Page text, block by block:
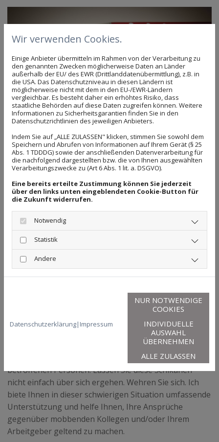
Gern helfe ich Ihnen auch in Sachen
Wettbewerbsverbote, Karenzentschädigung und
Geschäftsführer-Anstellungsverträge und biete Ihnen
rechtlichen Beistand bei akuten Konflikten zwischen
berate ich Sie zu Themen wie Arbeitsvertrag,
Arbeitszeugnis, Gehalt und Aufhebungsvertrag.
Mobbing am Arbeitsplatz? Ich helfe
Ständige Kritik, manipulierte Arbeitsergebnisse oder
die Verbreitung falscher Gerüchte - Mobbing hat
Methode und führt schnell zur Ausgrenzung der
betroffenen Personen. Lassen Sie diese Schikanen
nicht einfach über sich ergehen. Wehren Sie sich. Ich
biete Ihnen in dieser schwierigen Situation umfassende
Unterstützung und helfe Ihnen, Ihre Ansprüche
gegenüber mobbenden Kollegen und/oder Ihrem
Arbeitgeber geltend zu machen.
Wir verwenden Cookies.
Einige Anbieter übermitteln im Rahmen von der Verarbeitung zu
den genannten Zwecken möglicherweise Daten an Länder
außerhalb der EU/ des EWR (Drittlanddatenübermittlung), z.B. in
die USA. Das Datenschutzniveau in diesen Ländern ist
möglicherweise nicht mit dem in den EU-/EWR-Ländern
vergleichbar. Es besteht daher ein erhöhtes Risiko, dass
staatliche Behörden auf diese Daten zugreifen können. Weitere
Informationen zu Sicherheitsgarantien finden Sie in den
Datenschutzrichtlinien des jeweiligen Anbieters.
Indem Sie auf „ALLE ZULASSEN" klicken, stimmen Sie sowohl dem
Speichern und Abrufen von Informationen auf Ihrem Gerät (§ 25
Abs. 1 TDDDG) sowie der anschließenden Datenverarbeitung für
die nachfolgend dargestellten bzw. die von Ihnen ausgewählten
Verarbeitungszwecke zu (Art 6 Abs. 1 lit. a. DSGVO).
Eine bereits erteilte Zustimmung können Sie jederzeit
über den links unten eingeblendeten Cookie-Button für
die Zukunft widerrufen.
Notwendig
Statistik
Andere
Datenschutzerklärung| Impressum
NUR NOTWENDIGE
COOKIES
INDIVIDUELLE
AUSWAHL
ÜBERNEHMEN
ALLE ZULASSEN